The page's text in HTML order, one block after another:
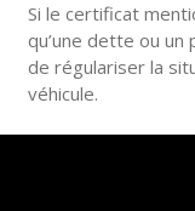
Si le certificat
qu’une dette ou
de régulariser la
véhicule.